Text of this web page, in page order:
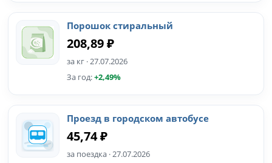
Порошок стиральный
208,89 ₽
за кг · 27.07.2026
За год:+2,49%
Проезд в городском автобусе
45,74 ₽
за поездка · 27.07.2026